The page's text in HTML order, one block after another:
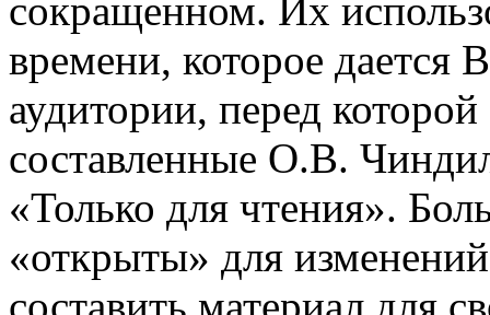
сокращенном. Их
времени, которое дается
аудитории, перед
составленные О.В.
«Только для чтения».
«открыты» для
составить материал для